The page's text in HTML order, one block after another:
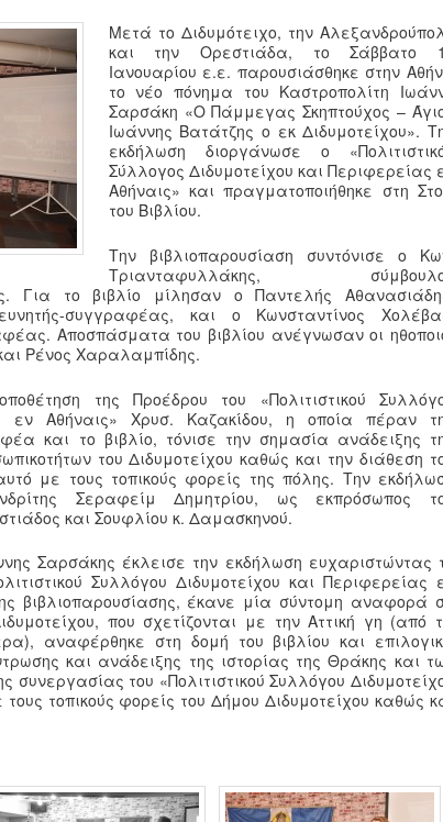
Μετά το Διδυμότειχο, την
και την Ορεστιάδα, το Σάββατο
Ιανουαρίου ε.ε. παρουσιάσθηκε στην
το νέο πόνημα του Καστροπολίτη
Σαρσάκη «Ο Πάμμεγας Σκηπτούχος –
Ιωάννης Βατάτζης ο εκ Διδυμοτείχου».
εκδήλωση διοργάνωσε ο
Σύλλογος Διδυμοτείχου και Περιφερείας
Αθήναις» και πραγματοποιήθηκε στη
του Βιβλίου.
Την βιβλιοπαρουσίαση συντόνισε ο
Τριανταφυλλάκης,
Για το βιβλίο μίλησαν ο Παντελής
συγγραφέας, και ο Κωνσταντίνος
Αποσπάσματα του βιβλίου ανέγνωσαν οι
Ρένος Χαραλαμπίδης.
της Προέδρου του «Πολιτιστικού
εν Αθήναις» Χρυσ. Καζακίδου, η οποία πέραν
και το βιβλίο, τόνισε την σημασία ανάδειξης
του Διδυμοτείχου καθώς και την διάθεση
με τους τοπικούς φορείς της πόλης. Την
Σεραφείμ Δημητρίου, ως εκπρόσωπος
και Σουφλίου κ. Δαμασκηνού.
Σαρσάκης έκλεισε την εκδήλωση ευχαριστώντας
Συλλόγου Διδυμοτείχου και Περιφερείας
βιβλιοπαρουσίασης, έκανε μία σύντομη αναφορά
που σχετίζονται με την Αττική γη (από
αναφέρθηκε στη δομή του βιβλίου και
και ανάδειξης της ιστορίας της Θράκης και
συνεργασίας του «Πολιτιστικού Συλλόγου
τοπικούς φορείς του Δήμου Διδυμοτείχου καθώς